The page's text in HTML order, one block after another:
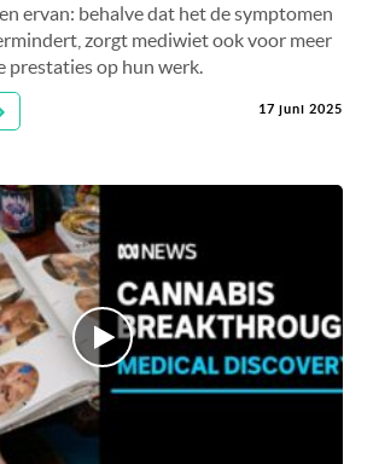
ervan: behalve dat het de symptomen
zorgt mediwiet ook voor meer
prestaties op hun werk.
17 juni 2025